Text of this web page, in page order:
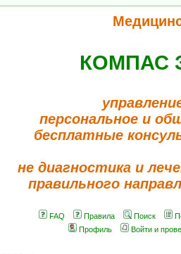
КОМПАС
персональное и
бесплатные
не диагностика и
правильного
FAQ Правила Поиск
Профиль
Войти и